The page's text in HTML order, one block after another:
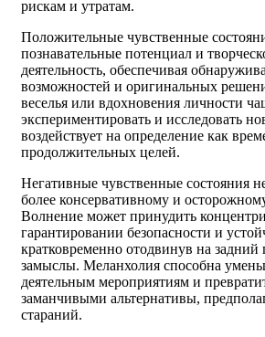
рискам и утратам.
Положительные чувственные
познавательные потенциал и
деятельность, обеспечивая
возможностей и оригинальных
веселья или вдохновения личности
экспериментировать и исследовать
воздействует на определение как
продолжительных целей.
Негативные чувственные состояния
более консервативному и
Волнение может принудить
гарантировании безопасности и
кратковременно отодвинув на
замыслы. Меланхолия способна
деятельным мероприятиям и
заманчивыми альтернативы,
стараний.